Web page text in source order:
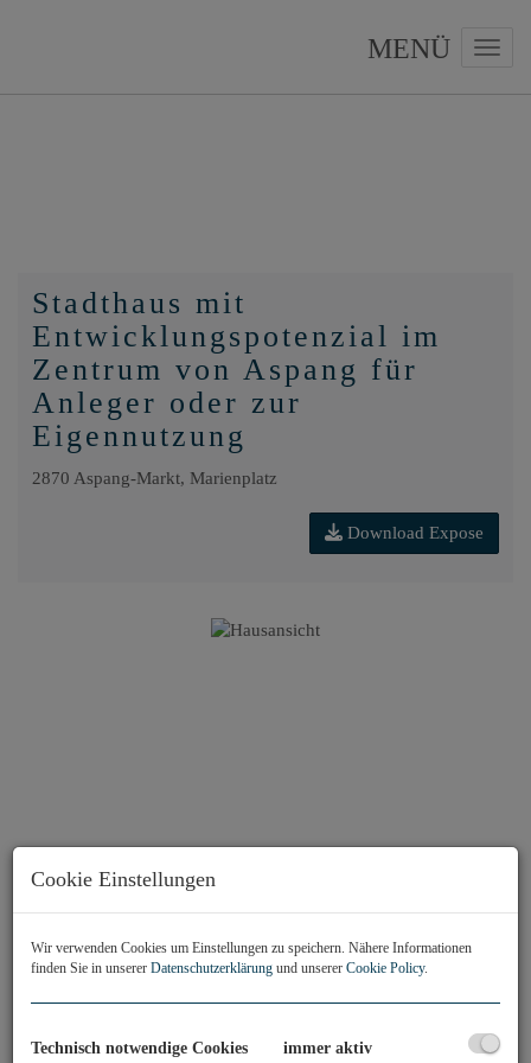
Stadthaus mit
Entwicklungspotenzial im
Zentrum von Aspang für
Anleger oder zur
Eigennutzung
2870 Aspang-Markt, Marienplatz
Download Expose
Cookie Einstellungen
Wir verwenden Cookies um Einstellungen zu speichern. Nähere Informationen
finden Sie in unserer Datenschutzerklärung und unserer Cookie Policy.
Technisch notwendige Cookies immer aktiv